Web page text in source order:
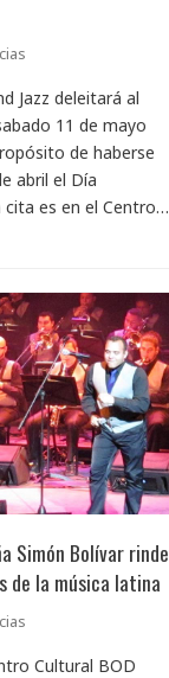
Jazz deleitará al
11 de mayo
de haberse
abril el Día
cita es en el Centro…
Simón Bolívar rinde
la música latina
Cultural BOD